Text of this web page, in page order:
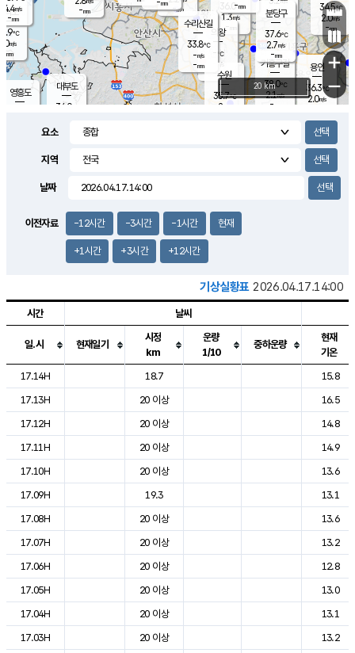
의도
℃
m/s
mm
영흥도
36.0℃
1.3m/s
- mm
용인
36.3℃
2.0m/s
34.5℃
2.0m/s
-mm
2.1m/s
대부도
34.0
의왕
- ℃
m/s
mm
-mm
mm
-mm
-mm
기흥구갈
38.0℃
2.1m/s
-
수리산길
33.8℃
-m/s
-mm
분당구
37.6℃
2.7m/s
-mm
4.4m/s
-mm
수원
35.7℃
2 m/s
-mm
+
−
20 km
요소
지역
날짜
이전자료 -12시간 -3시간 -1시간 현재
+1시간 +3시간 +12시간
기상실황표 2026.04.17.14:00
도시별 기상실황표로 지점, 날씨, 기온, 강수, 바람, 기압등을 안내한 표입
시간 날씨
일.시 현재일기
시정
km
운량
1/10
중하운량
현재
기온
17.14H
18.7
15.8
17.13H
20 이상
16.5
17.12H
20 이상
14.8
17.11H
20 이상
14.9
17.10H
20 이상
13.6
17.09H
19.3
13.1
17.08H
20 이상
13.6
17.07H
20 이상
13.2
17.06H
20 이상
12.8
17.05H
20 이상
13.0
17.04H
20 이상
13.1
17.03H
20 이상
13.2